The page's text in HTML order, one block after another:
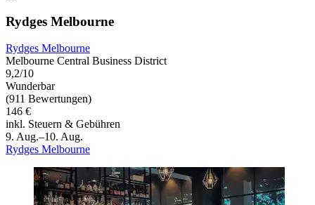
Rydges Melbourne
Rydges Melbourne
Melbourne Central Business District
9,2/10
Wunderbar
(911 Bewertungen)
146 €
inkl. Steuern & Gebühren
9. Aug.–10. Aug.
Rydges Melbourne